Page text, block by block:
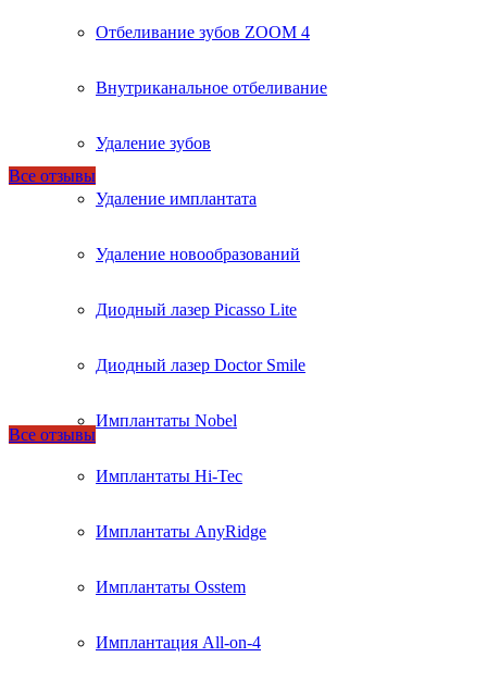
Отбеливание зубов ZOOM 4
Внутриканальное отбеливание
Удаление зубов
Удаление имплантата
Удаление новообразований
Диодный лазер Picasso Lite
Диодный лазер Doctor Smile
Имплантаты Nobel
Имплантаты Hi-Tec
Имплантаты AnyRidge
Имплантаты Osstem
Имплантация All-on-4
Все отзывы
Все отзывы